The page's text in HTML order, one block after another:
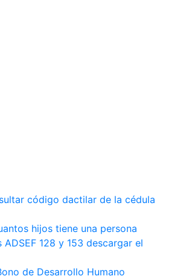
código dactilar de la cédula
hijos tiene una persona
ADSEF 128 y 153 descargar el
de Desarrollo Humano